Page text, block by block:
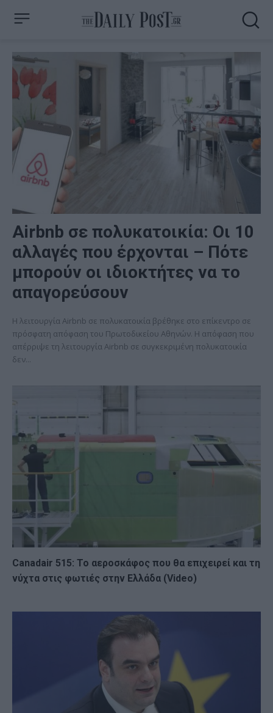
Airbnb σε πολυκατοικία: Οι 10
αλλαγές που έρχονται – Πότε
μπορούν οι ιδιοκτήτες να το
απαγορεύσουν
Η λειτουργία Airbnb σε πολυκατοικία βρέθηκε στο επίκεντρο σε
πρόσφατη απόφαση του Πρωτοδικείου Αθηνών. Η απόφαση που
απέρριψε τη λειτουργία Airbnb σε συγκεκριμένη πολυκατοικία
δεν...
Canadair 515: Το αεροσκάφος που θα επιχειρεί και τη
νύχτα στις φωτιές στην Ελλάδα (Video)